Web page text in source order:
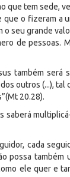
que tem sede,
o fizeram a
seu grande
de pessoas.
também será
outros (...), tal
20.28).
cada
possa também
ele quer e